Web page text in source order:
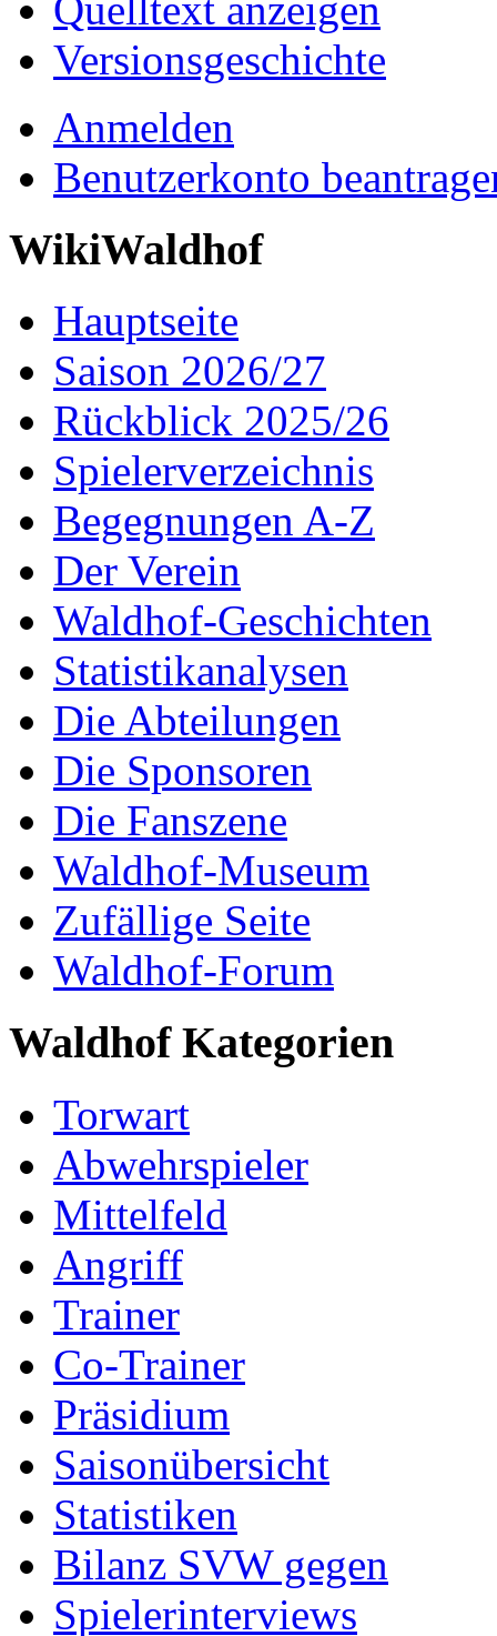
Versionsgeschichte
Anmelden
Benutzerkonto
WikiWaldhof
Hauptseite
Saison 2026/27
Rückblick 2025/26
Spielerverzeichnis
Begegnungen A-Z
Der Verein
Waldhof-Geschichten
Statistikanalysen
Die Abteilungen
Die Sponsoren
Die Fanszene
Waldhof-Museum
Zufällige Seite
Waldhof-Forum
Waldhof Kategorien
Torwart
Abwehrspieler
Mittelfeld
Angriff
Trainer
Co-Trainer
Präsidium
Saisonübersicht
Statistiken
Bilanz SVW gegen
Spielerinterviews